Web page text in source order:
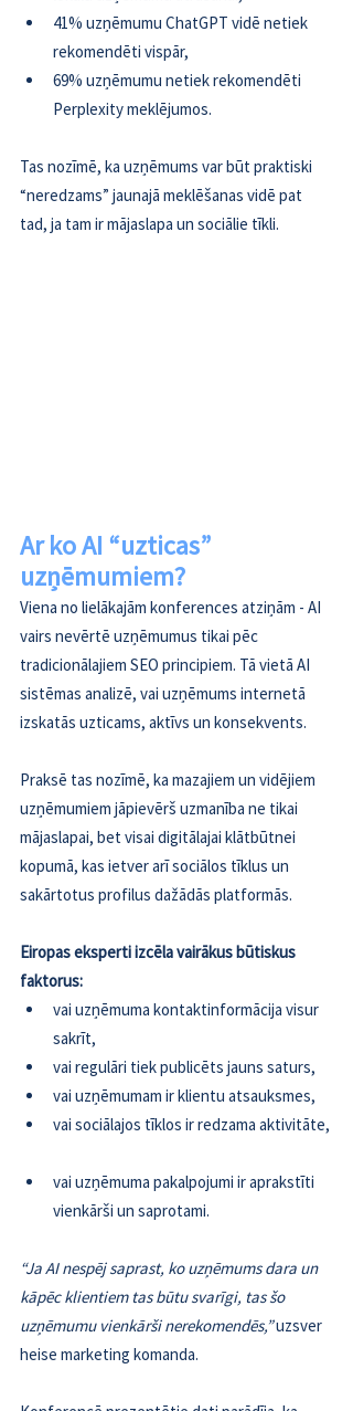
41% uzņēmumu ChatGPT vidē netiek
rekomendēti vispār,
69% uzņēmumu netiek rekomendēti
Perplexity meklējumos.
Tas nozīmē, ka uzņēmums var būt praktiski
“neredzams” jaunajā meklēšanas vidē pat
tad, ja tam ir mājaslapa un sociālie tīkli.
Ar ko AI “uzticas”
uzņēmumiem?
Viena no lielākajām konferences atziņām - AI
vairs nevērtē uzņēmumus tikai pēc
tradicionālajiem SEO principiem. Tā vietā AI
sistēmas analizē, vai uzņēmums internetā
izskatās uzticams, aktīvs un konsekvents.
Praksē tas nozīmē, ka mazajiem un vidējiem
uzņēmumiem jāpievērš uzmanība ne tikai
mājaslapai, bet visai digitālajai klātbūtnei
kopumā, kas ietver arī sociālos tīklus un
sakārtotus profilus dažādās platformās.
Eiropas eksperti izcēla vairākus būtiskus
faktorus:
vai uzņēmuma kontaktinformācija visur
sakrīt,
vai regulāri tiek publicēts jauns saturs,
vai uzņēmumam ir klientu atsauksmes,
vai sociālajos tīklos ir redzama aktivitāte,
vai uzņēmuma pakalpojumi ir aprakstīti
vienkārši un saprotami.
“Ja AI nespēj saprast, ko uzņēmums dara un
kāpēc klientiem tas būtu svarīgi, tas šo
uzņēmumu vienkārši nerekomendēs,” uzsver
heise marketing komanda.